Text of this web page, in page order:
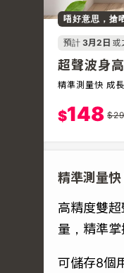
唔好意思，搶
預計 3月2日 或
超聲波身
精準測量快 成
$148 $
精準測量
高精度雙
量，精準掌
可儲存8個